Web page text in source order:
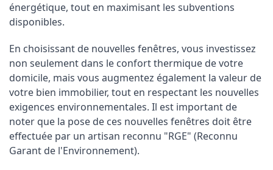
énergétique, tout en maximisant les subventions
disponibles.
En choisissant de nouvelles fenêtres, vous investissez
non seulement dans le confort thermique de votre
domicile, mais vous augmentez également la valeur de
votre bien immobilier, tout en respectant les nouvelles
exigences environnementales. Il est important de
noter que la pose de ces nouvelles fenêtres doit être
effectuée par un artisan reconnu "RGE" (Reconnu
Garant de l'Environnement).